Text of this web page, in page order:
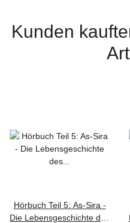
Kunden
Hörbuch Teil 5: As-Sira -
Die Lebensgeschichte des